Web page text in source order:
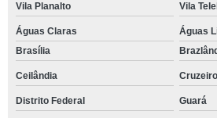
Vila Planalto Vila
Águas Claras
Águas
Brasília
Ceilândia Cruzeiro
Distrito Federal Guará